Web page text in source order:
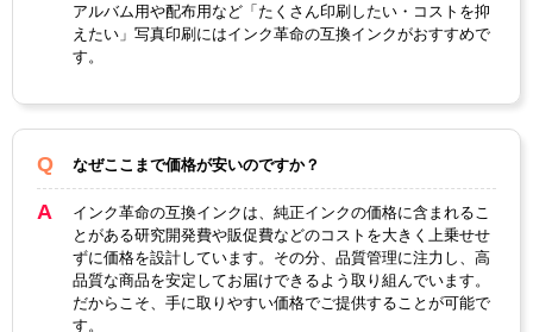
アルバム用や配布用など「たくさん印刷したい・コストを抑
えたい」写真印刷にはインク革命の互換インクがおすすめで
す。
なぜここまで価格が安いのですか？
インク革命の互換インクは、純正インクの価格に含まれるこ
とがある研究開発費や販促費などのコストを大きく上乗せせ
ずに価格を設計しています。その分、品質管理に注力し、高
品質な商品を安定してお届けできるよう取り組んでいます。
だからこそ、手に取りやすい価格でご提供することが可能で
す。